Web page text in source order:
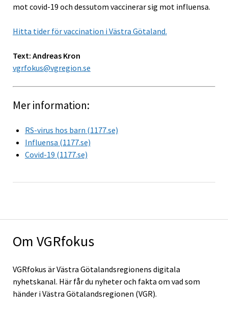
Om VGRfokus
VGRfokus är Västra Götalandsregionens digitala
nyhetskanal. Här får du nyheter och fakta om vad som
händer i Västra Götalandsregionen (VGR).
mot covid-19 och dessutom vaccinerar sig mot influensa.
Hitta tider för vaccination i Västra Götaland.
Text: Andreas Kron
vgrfokus@vgregion.se
Mer information:
RS-virus hos barn (1177.se)
Influensa (1177.se)
Covid-19 (1177.se)